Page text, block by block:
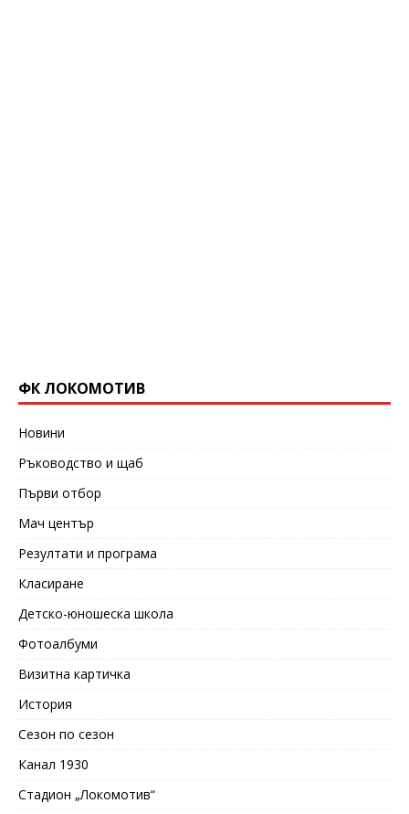
ФК ЛОКОМОТИВ
Новини
Ръководство и щаб
Първи отбор
Мач център
Резултати и програма
Класиране
Детско-юношеска школа
Фотоалбуми
Визитна картичка
История
Сезон по сезон
Канал 1930
Стадион „Локомотив“